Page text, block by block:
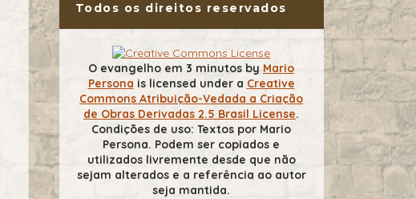
Todos os direitos reservados
O evangelho em 3 minutos by Mario
Persona is licensed under a Creative
Commons Atribuição-Vedada a Criação
de Obras Derivadas 2.5 Brasil License.
Condições de uso: Textos por Mario
Persona. Podem ser copiados e
utilizados livremente desde que não
sejam alterados e a referência ao autor
seja mantida.